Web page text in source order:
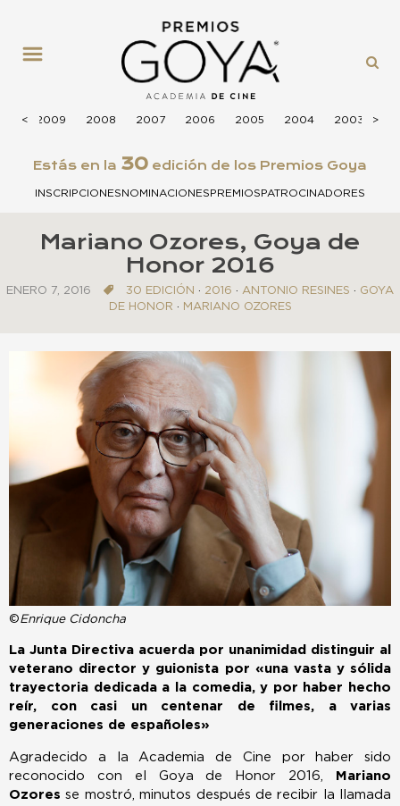
<
< 2009 2008 2007 2006 2005 2004 2003 >
>
Estás en la 30 edición de los Premios Goya
INSCRIPCIONESNOMINACIONESPREMIOSPATROCINADORES
Mariano Ozores, Goya de
Honor 2016
ENERO 7, 2016 30 EDICIÓN · 2016 · ANTONIO RESINES · GOYA
DE HONOR · MARIANO OZORES
©Enrique Cidoncha
La Junta Directiva acuerda por unanimidad distinguir al
veterano director y guionista por «una vasta y sólida
trayectoria dedicada a la comedia, y por haber hecho
reír, con casi un centenar de filmes, a varias
generaciones de españoles»
Agradecido a la Academia de Cine por haber sido
reconocido con el Goya de Honor 2016,
Mariano
Ozores se mostró, minutos después de recibir la llamada